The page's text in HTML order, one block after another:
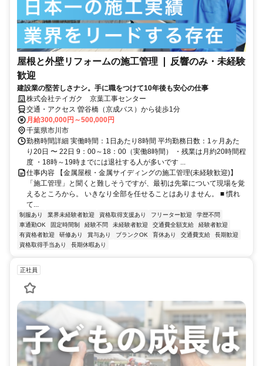
屋根と外壁リフォームの施工管理 ❘ 反響のみ・未経験
歓迎
建設業の堅苦しさナシ。手に職をつけて10年後も安心の仕事
株式会社テイガク 京葉工事センター
交通・アクセス 曽谷橋（京成バス）から徒歩1分
月給300,000円～500,000円
千葉県市川市
勤務時間詳細 実働時間：1日あたり8時間 平均勤務日数：1ヶ月あた
り20日 〜 22日 9：00～18：00（実働8時間） ・残業は月約20時間程
度 ・18時～19時までには退社する人が多いです ...
仕事内容 【金属屋根・金属サイディングの施工管理(未経験歓迎)】
「施工管理」と聞くと難しそうですが、最初は先輩について現場を覚
えるところから。 いきなり全部を任せることはありません。 ■ 慣れ
て...
制服あり 業界未経験者歓迎 資格取得支援あり フリーター歓迎
学歴不問
車通勤OK
固定時間制 経験不問 未経験者歓迎 交通費全額支給
経験者歓迎
有資格者歓迎
研修あり 賞与あり ブランクOK 育休あり 交通費支給
長期歓迎
資格取得手当あり
長期休暇あり
正社員